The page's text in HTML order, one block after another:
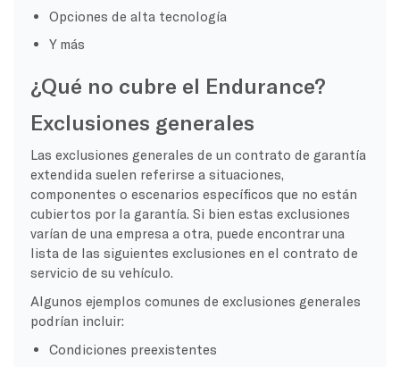
Opciones de alta tecnología
Y más
¿Qué no cubre el Endurance?
Exclusiones generales
Las exclusiones generales de un contrato de garantía
extendida suelen referirse a situaciones,
componentes o escenarios específicos que no están
cubiertos por la garantía. Si bien estas exclusiones
varían de una empresa a otra, puede encontrar una
lista de las siguientes exclusiones en el contrato de
servicio de su vehículo.
Algunos ejemplos comunes de exclusiones generales
podrían incluir:
Condiciones preexistentes